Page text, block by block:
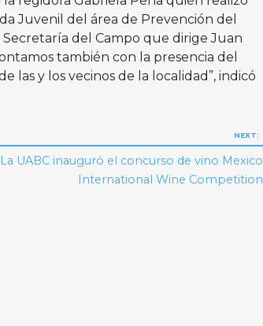
Juvenil del área de Prevención del
del Campo que dirige Juan
también con la presencia del
las y los vecinos de la localidad”, indicó
NEXT:
La UABC inauguró el concurso de vino Mexico
International Wine Competition